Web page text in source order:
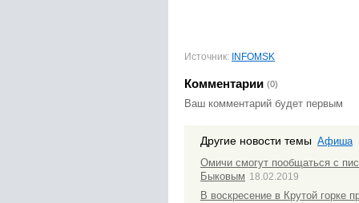
Источник: INFOMSK
Комментарии (0)
Ваш комментарий будет первым
Другие новости темы Афиша
Омичи смогут пообщаться с
Быковым 18.02.2019
В воскресение в Крутой горке